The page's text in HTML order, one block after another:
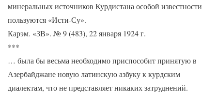
минеральных источников Курдистана особой известности
пользуются «Исти-Су».
Карэм. «ЗВ». № 9 (483), 22 января 1924 г.
***
… была бы весьма необходимо приспособит принятую в
Азербайджане новую латинскую азбуку к курдским
диалектам, что не представляет никаких затруднений.